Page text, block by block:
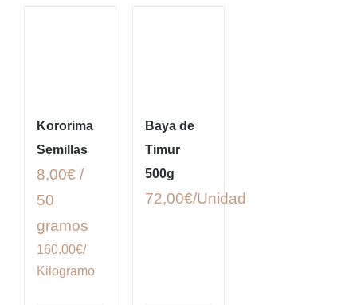
Kororima
Semillas
8,00€ /
50
gramos
160.00€/
Kilogramo
Baya de
Timur
500g
72,00€